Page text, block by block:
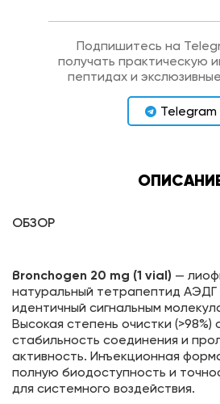
Подпишитесь на
получать практическую
пептидах и
Telegram
ОБЗОР
Bronchogen 20 mg (1 vial) —
натуральный тетрапептид АЭДГ
идентичный сигнальным
Высокая степень очистки (>98%)
стабильность соединения и
активность. Инъекционная
полную биодоступность и
для системного воздействия.